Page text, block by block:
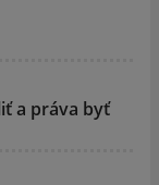
a práva byť